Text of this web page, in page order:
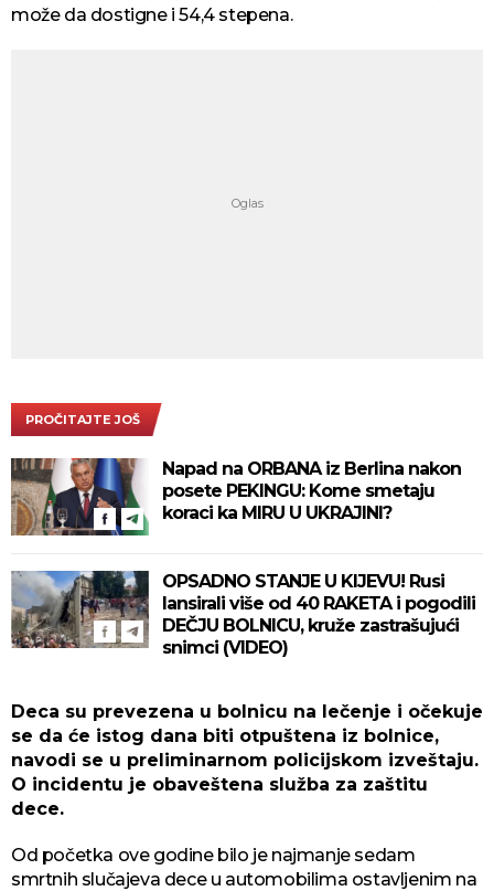
može da dostigne i 54,4 stepena.
PROČITAJTE JOŠ
Napad na ORBANA iz Berlina nakon
posete PEKINGU: Kome smetaju
koraci ka MIRU U UKRAJINI?
OPSADNO STANJE U KIJEVU! Rusi
lansirali više od 40 RAKETA i pogodili
DEČJU BOLNICU, kruže zastrašujući
snimci (VIDEO)
Deca su prevezena u bolnicu na lečenje i očekuje
se da će istog dana biti otpuštena iz bolnice,
navodi se u preliminarnom policijskom izveštaju.
O incidentu je obaveštena služba za zaštitu
dece.
Od početka ove godine bilo je najmanje sedam
smrtnih slučajeva dece u automobilima ostavljenim na